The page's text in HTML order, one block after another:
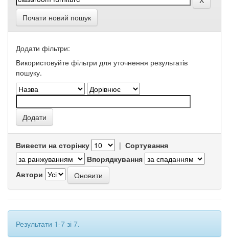
Почати новий пошук
Додати фільтри:
Використовуйте фільтри для уточнення результатів
пошуку.
Вивести на сторінку | Сортування
Впорядкування
Автори
Результати 1-7 зі 7.